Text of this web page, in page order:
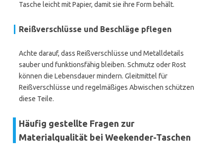
Tasche leicht mit Papier, damit sie ihre Form behält.
Reißverschlüsse und Beschläge pflegen
Achte darauf, dass Reißverschlüsse und Metalldetails
sauber und funktionsfähig bleiben. Schmutz oder Rost
können die Lebensdauer mindern. Gleitmittel für
Reißverschlüsse und regelmäßiges Abwischen schützen
diese Teile.
Häufig gestellte Fragen zur
Materialqualität bei Weekender-Taschen